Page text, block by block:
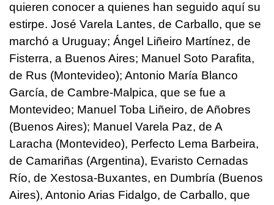
quieren conocer a quienes han seguido aquí su
estirpe. José Varela Lantes, de Carballo, que se
marchó a Uruguay; Ángel Liñeiro Martínez, de
Fisterra, a Buenos Aires; Manuel Soto Parafita,
de Rus (Montevideo); Antonio María Blanco
García, de Cambre-Malpica, que se fue a
Montevideo; Manuel Toba Liñeiro, de Añobres
(Buenos Aires); Manuel Varela Paz, de A
Laracha (Montevideo), Perfecto Lema Barbeira,
de Camariñas (Argentina), Evaristo Cernadas
Río, de Xestosa-Buxantes, en Dumbría (Buenos
Aires), Antonio Arias Fidalgo, de Carballo, que